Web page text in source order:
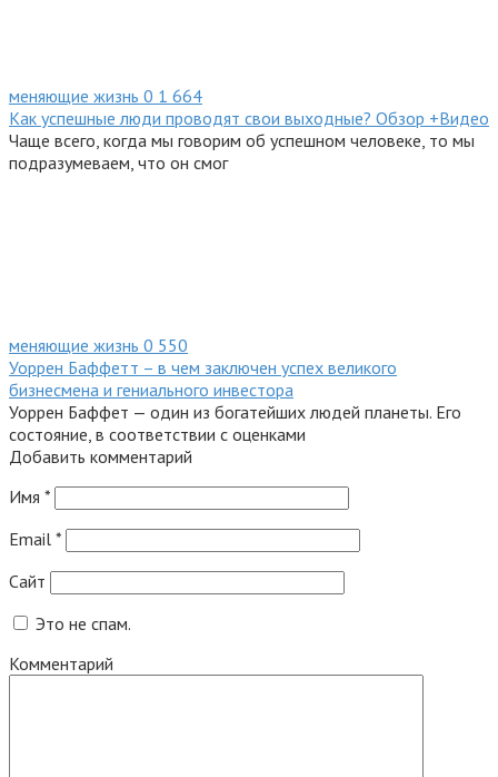
меняющие жизнь 0 1 664
Как успешные люди проводят свои выходные? Обзор +Видео
Чаще всего, когда мы говорим об успешном человеке, то мы
подразумеваем, что он смог
меняющие жизнь 0 550
Уоррен Баффетт – в чем заключен успех великого
бизнесмена и гениального инвестора
Уоррен Баффет — один из богатейших людей планеты. Его
состояние, в соответствии с оценками
Добавить комментарий
Имя *
Email *
Сайт
Это не спам.
Комментарий